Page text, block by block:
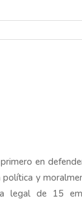
en
y
legal de 15